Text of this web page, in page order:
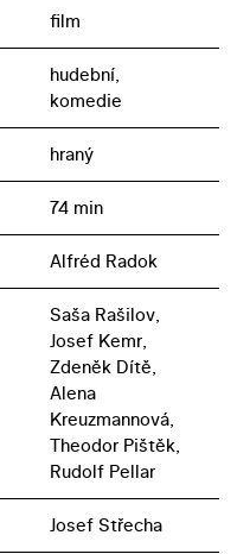
film
hudební,
komedie
hraný
74 min
Alfréd Radok
Saša Rašilov,
Josef Kemr,
Zdeněk Dítě,
Alena
Kreuzmannová,
Theodor Pištěk,
Rudolf Pellar
Josef Střecha